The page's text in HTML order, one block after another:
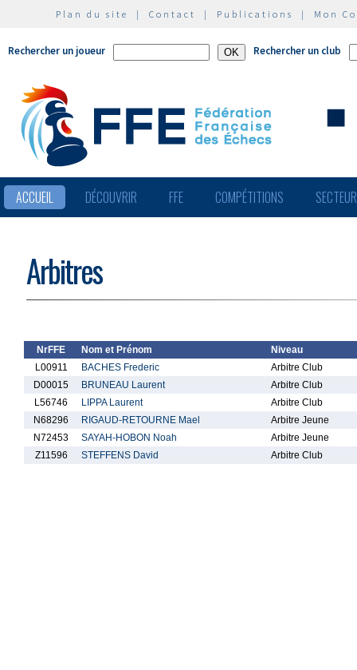
Plan du site | Contact | Publications | Mon
Rechercher un joueur Rechercher un club
ACCUEIL DÉCOUVRIR FFE COMPÉTITIONS
Arbitres
NrFFE Nom et Prénom
Niveau
L00911
BACHES Frederic
Arbitre Club
D00015
BRUNEAU Laurent
Arbitre Club
L56746
LIPPA Laurent
Arbitre Club
N68296
RIGAUD-RETOURNE Mael
Arbitre Jeune
N72453
SAYAH-HOBON Noah
Arbitre Jeune
Z11596
STEFFENS David Arbitre Club